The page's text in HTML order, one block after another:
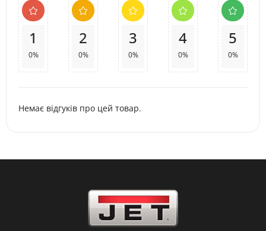
1
0%
2
0%
3
0%
4
0%
5
0%
Немає відгуків про цей товар.